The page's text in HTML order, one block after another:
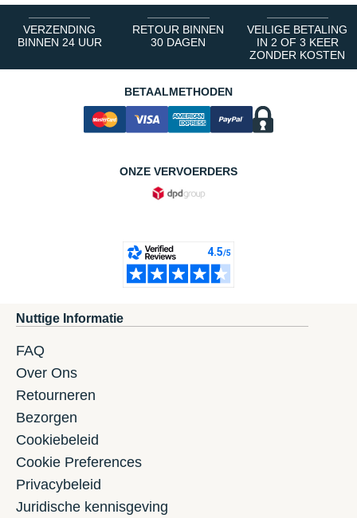
VERZENDING
BINNEN 24 UUR
RETOUR BINNEN
30 DAGEN
VEILIGE BETALING
IN 2 OF 3 KEER
ZONDER KOSTEN
BETAALMETHODEN
ONZE VERVOERDERS
Nuttige Informatie
FAQ
Over Ons
Retourneren
Bezorgen
Cookiebeleid
Cookie Preferences
Privacybeleid
Juridische kennisgeving